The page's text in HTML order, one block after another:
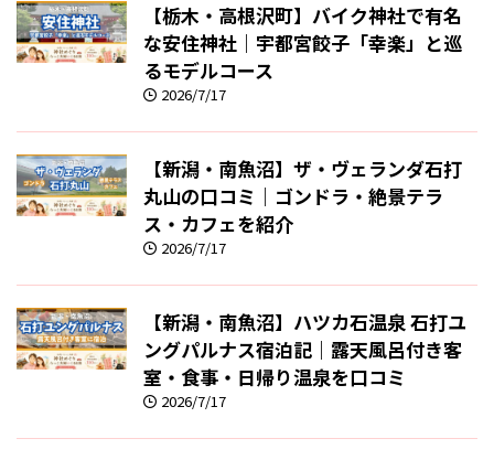
【栃木・高根沢町】バイク神社で有名
な安住神社｜宇都宮餃子「幸楽」と巡
るモデルコース
2026/7/17
【新潟・南魚沼】ザ・ヴェランダ石打
丸山の口コミ｜ゴンドラ・絶景テラ
ス・カフェを紹介
2026/7/17
【新潟・南魚沼】ハツカ石温泉 石打ユ
ングパルナス宿泊記｜露天風呂付き客
室・食事・日帰り温泉を口コミ
2026/7/17